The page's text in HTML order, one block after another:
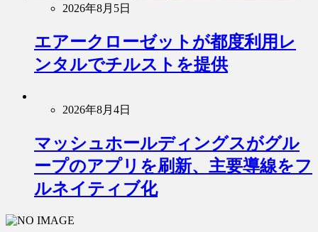
2026年8月5日
エアークローゼットが都度利用レ
ンタルでチルストを提供
2026年8月4日
マッシュホールディングスがグル
ープのアプリを刷新、主要導線をフ
ルネイティブ化